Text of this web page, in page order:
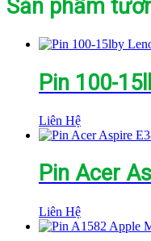
Sản phẩm
Pin 100-
Liên Hệ
Pin Acer
Liên Hệ